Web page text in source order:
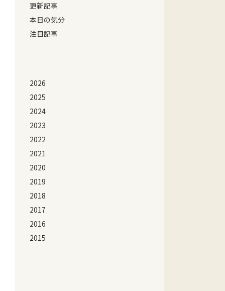
更新記事
本日の気分
注目記事
2026
2025
2024
2023
2022
2021
2020
2019
2018
2017
2016
2015